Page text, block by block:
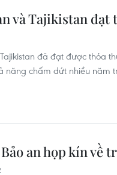
và Tajikistan
đã đạt được thỏa
năng chấm dứt nhiều năm
an họp kín về